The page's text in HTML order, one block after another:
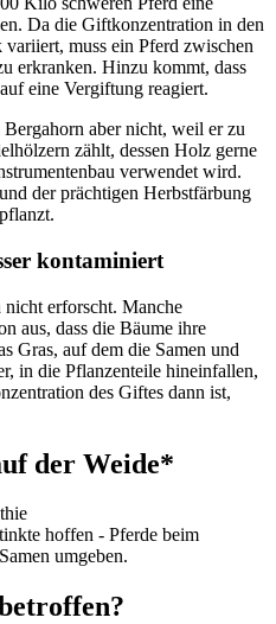
Da die Giftkonzentration in den
variiert, muss ein Pferd zwischen
erkranken. Hinzu kommt, dass
eine Vergiftung reagiert.
aber nicht, weil er zu
zählt, dessen Holz gerne
verwendet wird.
der prächtigen Herbstfärbung
kontaminiert
nicht erforscht. Manche
aus, dass die Bäume ihre
Gras, auf dem die Samen und
in die Pflanzenteile hineinfallen,
des Giftes dann ist,
der Weide*
hoffen - Pferde beim
umgeben.